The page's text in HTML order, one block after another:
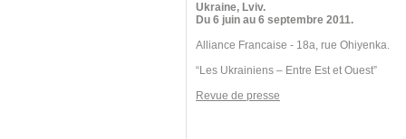
Ukraine, Lviv.
Du 6 juin au 6 septembre 2011.
Alliance Francaise - 18a, rue Ohiyenka.
“Les Ukrainiens – Entre Est et Ouest”
Revue de presse